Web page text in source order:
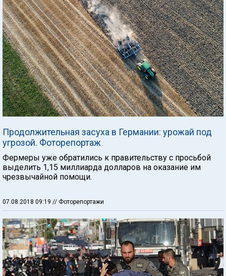
Продолжительная засуха в Германии: урожай под
угрозой. Фоторепортаж
Фермеры уже обратились к правительству с просьбой
выделить 1,15 миллиарда долларов на оказание им
чрезвычайной помощи.
07.08.2018 09:19 // Фоторепортажи